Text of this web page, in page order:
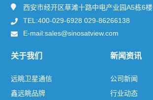
产品及服务
船载卫星通信系统
西安市经开区草滩十路中电产业园A5栋6楼
TEL:400-029-6928 029-86266138
E-mail:sales@sinosatview.com
关于我们
远眺卫星通信
鑫远眺品牌
新闻资讯
公司新闻
行业动态